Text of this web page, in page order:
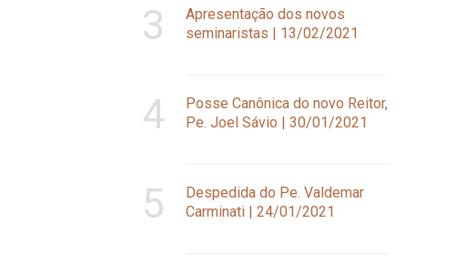
3
Apresentação dos novos
seminaristas | 13/02/2021
4
Posse Canônica do novo Reitor,
Pe. Joel Sávio | 30/01/2021
5
Despedida do Pe. Valdemar
Carminati | 24/01/2021